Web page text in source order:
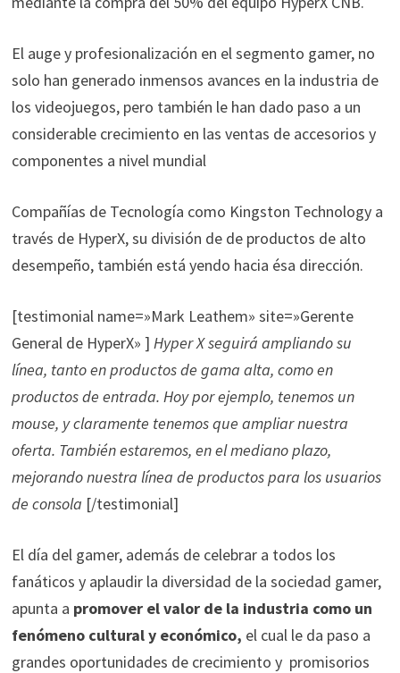
El auge y profesionalización en el segmento gamer, no
solo han generado inmensos avances en la industria de
los videojuegos, pero también le han dado paso a un
considerable crecimiento en las ventas de accesorios y
componentes a nivel mundial
Compañías de Tecnología como Kingston Technology a
través de HyperX, su división de de productos de alto
desempeño, también está yendo hacia ésa dirección.
[testimonial name=»Mark Leathem» site=»Gerente
General de HyperX» ] Hyper X seguirá ampliando su
línea, tanto en productos de gama alta, como en
productos de entrada. Hoy por ejemplo, tenemos un
mouse, y claramente tenemos que ampliar nuestra
oferta. También estaremos, en el mediano plazo,
mejorando nuestra línea de productos para los usuarios
de consola [/testimonial]
El día del gamer, además de celebrar a todos los
fanáticos y aplaudir la diversidad de la sociedad gamer,
apunta a promover el valor de la industria como un
fenómeno cultural y económico, el cual le da paso a
grandes oportunidades de crecimiento y promisorios